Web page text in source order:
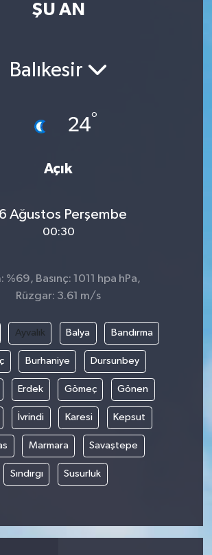
ŞU AN
Balıkesir
24°
Açık
Ağustos Perşembe
00:30
%69, Basınç: 1011 hpa hPa,
Rüzgar: 3.61 m/s
Ayvalık Balya Bandırma
Burhaniye Dursunbey
Erdek Gömeç Gönen
İvrindi Karesi Kepsut
Marmara Savaştepe
Sındırgı Susurluk